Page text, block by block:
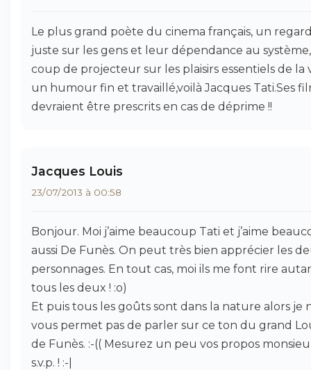
Le plus grand poète du cinema français, un
juste sur les gens et leur dépendance au
coup de projecteur sur les plaisirs essentiels de la
un humour fin et travaillé,voilà Jacques Tati.Ses
devraient être prescrits en cas de déprime !!
Jacques Louis
23/07/2013 à 00:58
Bonjour. Moi j’aime beaucoup Tati et j’aime
aussi De Funès. On peut très bien apprécier les
personnages. En tout cas, moi ils me font rire
tous les deux ! :o)
Et puis tous les goûts sont dans la nature alors je
vous permet pas de parler sur ce ton du grand
de Funès. :-(( Mesurez un peu vos propos
s.v.p. ! :-|